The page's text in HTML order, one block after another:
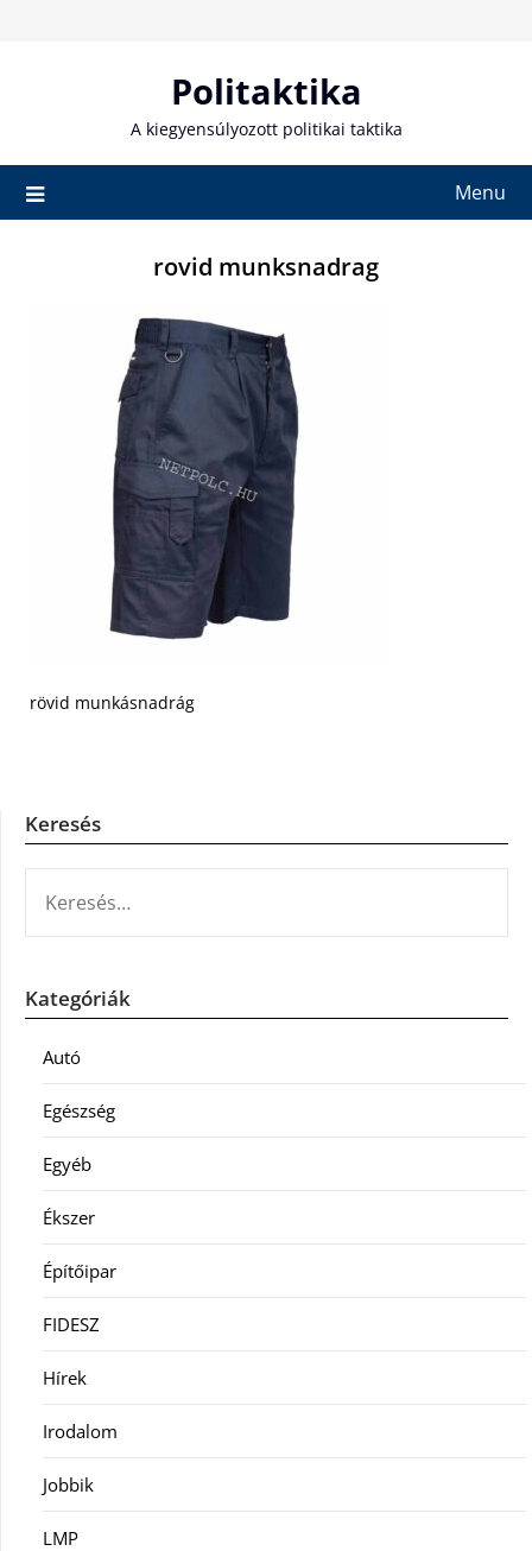
Politaktika
A kiegyensúlyozott politikai taktika
Menu
rovid munksnadrag
rövid munkásnadrág
Keresés
Kategóriák
Autó
Egészség
Egyéb
Ékszer
Építőipar
FIDESZ
Hírek
Irodalom
Jobbik
LMP